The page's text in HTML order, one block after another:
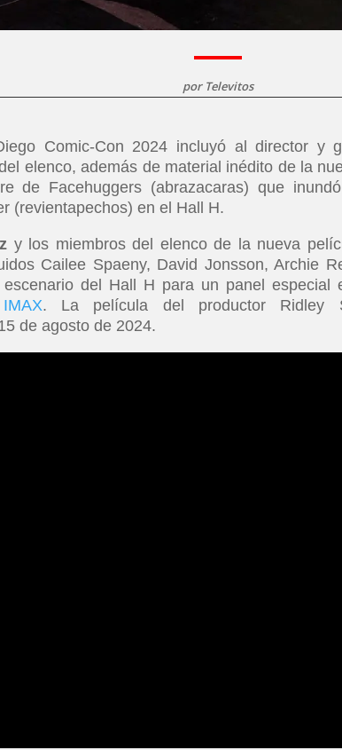
por Televitos
Comic-Con 2024 incluyó al director y
elenco, además de material inédito de la
de Facehuggers (abrazacaras) que
(revientapechos) en el Hall H.
y los miembros del elenco de la nueva
Cailee Spaeny, David Jonsson, Archie
del Hall H para un panel especial
IMAX. La película del productor Ridley
de agosto de 2024.